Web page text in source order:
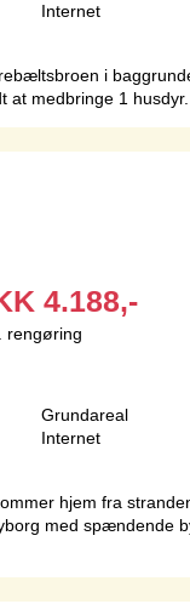
Internet
i
medbringe 1 husdyr.
4.188,-
rengøring
Grundareal
Internet
hjem fra
med spændende